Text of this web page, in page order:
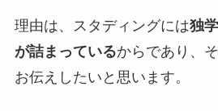
理由は、スタディングには独
が詰まっているからであり、
お伝えしたいと思います。